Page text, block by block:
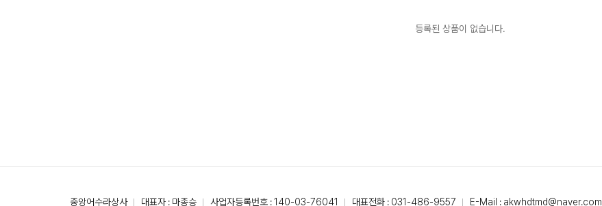
등록된 상품이 없습니다.
중앙어수라상사 대표자 : 마종승 사업자등록번호 : 140-03-76041 대표전화 : 031-486-9557 E-Mail : akwhdtmd@naver.com